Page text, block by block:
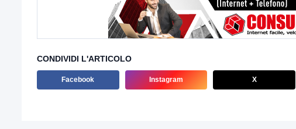
CONDIVIDI L'ARTICOLO
Facebook Instagram X